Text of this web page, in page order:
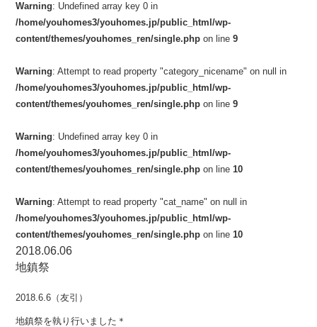
Warning: Undefined array key 0 in
/home/youhomes3/youhomes.jp/public_html/wp-
content/themes/youhomes_ren/single.php on line9
Warning: Attempt to read property "category_nicename" on null in
/home/youhomes3/youhomes.jp/public_html/wp-
content/themes/youhomes_ren/single.php on line9
Warning: Undefined array key 0 in
/home/youhomes3/youhomes.jp/public_html/wp-
content/themes/youhomes_ren/single.php on line10
Warning: Attempt to read property "cat_name" on null in
/home/youhomes3/youhomes.jp/public_html/wp-
content/themes/youhomes_ren/single.php on line10
2018.06.06
地鎮祭
2018.6.6（友引）
地鎮祭を執り行いました＊